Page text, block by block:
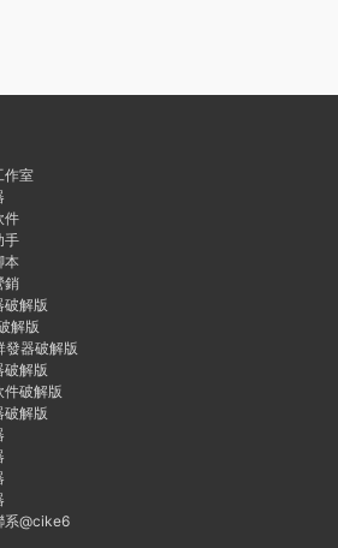
作室
件
手
本
銷
破解版
解版
器破解版
破解版
件破解版
破解版
系@cike6